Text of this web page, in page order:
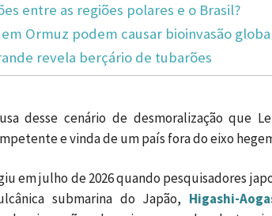
entre as regiões polares e o Brasil?
Ormuz podem causar bioinvasão
revela berçário de tubarões
desse cenário de desmoralização que
e vinda de um país fora do eixo
em julho de 2026 quando pesquisadores
submarina do Japão, Higashi-